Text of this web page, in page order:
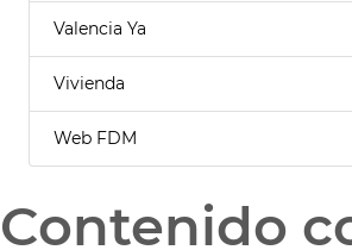
Valencia Ya
Vivienda
Web FDM
Contenido